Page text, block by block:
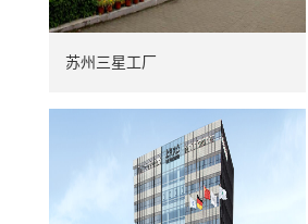
苏州三星工厂